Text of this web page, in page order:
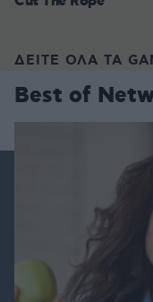
ΔΕΙΤΕ ΟΛΑ ΤΑ
Best of